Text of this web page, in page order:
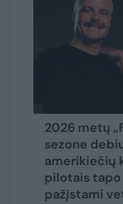
2026 metų
sezone
amerikiečių
pilotais tapo
pažįstami